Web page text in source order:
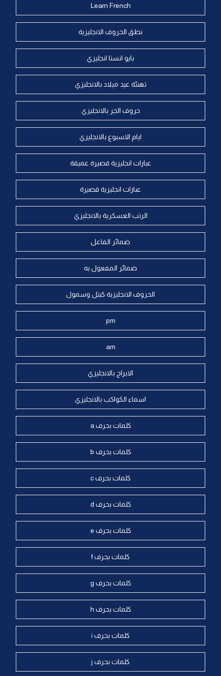
Learn French
نطق الحروف الانجليزية
بايو انستا انجليزي
تهنئة عيد ميلاد بالانجليزي
حروف الجر بالانجليزي
ايام الاسبوع بالانجليزي
عبارات انجليزية قصيرة عميقة
عبارات انجليزية قصيرة
الرتب العسكرية بالانجليزي
ضمائر الفاعل
ضمائر المفعول به
الحروف الانجليزية كبتل وسمول
pm
am
الابراج بالانجليزي
اسماء الكواكب بالانجليزي
كلمات بحرف a
كلمات بحرف b
كلمات بحرف c
كلمات بحرف d
كلمات بحرف e
كلمات بحرف f
كلمات بحرف g
كلمات بحرف h
كلمات بحرف i
كلمات بحرف j